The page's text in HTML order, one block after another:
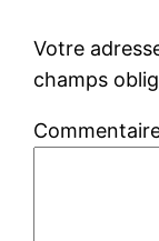
Votre
champs